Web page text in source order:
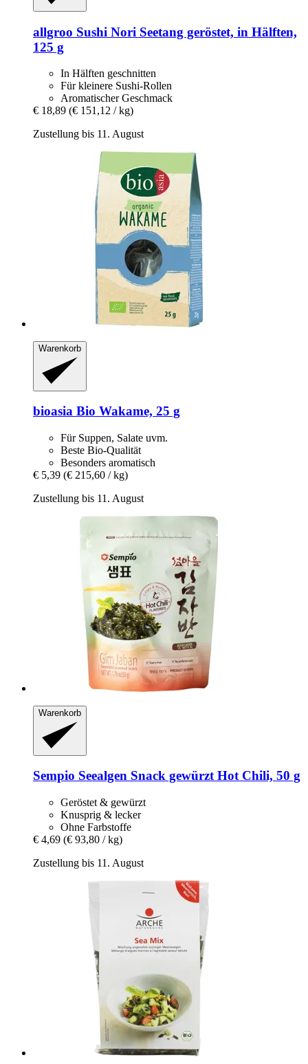
allgroo Sushi Nori Seetang geröstet, in Hälften,
125 g
In Hälften geschnitten
Für kleinere Sushi-Rollen
Aromatischer Geschmack
€ 18,89 (€ 151,12 / kg)
Zustellung bis 11. August
Warenkorb
bioasia Bio Wakame, 25 g
Für Suppen, Salate uvm.
Beste Bio-Qualität
Besonders aromatisch
€ 5,39 (€ 215,60 / kg)
Zustellung bis 11. August
Warenkorb
Sempio Seealgen Snack gewürzt Hot Chili, 50 g
Geröstet & gewürzt
Knusprig & lecker
Ohne Farbstoffe
€ 4,69 (€ 93,80 / kg)
Zustellung bis 11. August